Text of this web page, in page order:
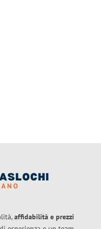
affidabilità e prezzi